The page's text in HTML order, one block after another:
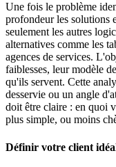
Une fois le problème
profondeur les solutions
seulement les autres
alternatives comme les
agences de services.
faiblesses, leur modèle
qu'ils servent. Cette
desservie ou un angle
doit être claire : en quoi
plus simple, ou moins
Définir votre client